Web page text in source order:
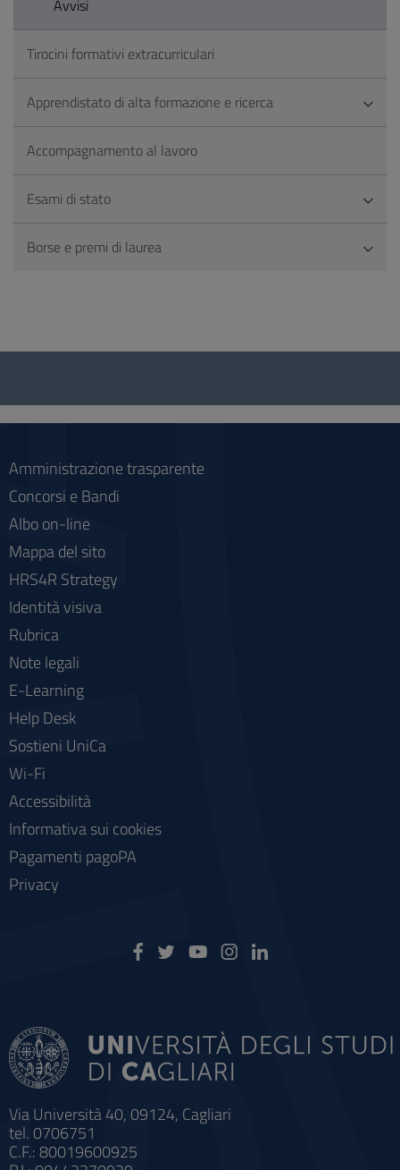
Avvisi
Tirocini formativi extracurriculari
Apprendistato di alta formazione e ricerca
Accompagnamento al lavoro
Esami di stato
Borse e premi di laurea
Questionario
social
Via Università 40, 09124, Cagliari
tel. 0706751
C.F.: 80019600925
Amministrazione trasparente
Concorsi e Bandi
Albo on-line
Mappa del sito
HRS4R Strategy
Identità visiva
Rubrica
Note legali
E-Learning
Help Desk
Sostieni UniCa
Wi-Fi
Accessibilità
Informativa sui cookies
Pagamenti pagoPA
Privacy